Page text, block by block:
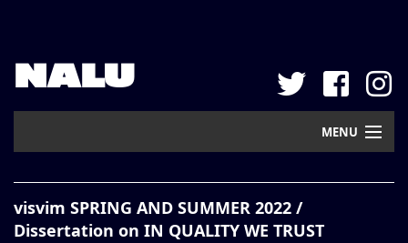
NALU
MENU
New Arrival
visvim SPRING AND SUMMER 2022 /
Dissertation on IN QUALITY WE TRUST